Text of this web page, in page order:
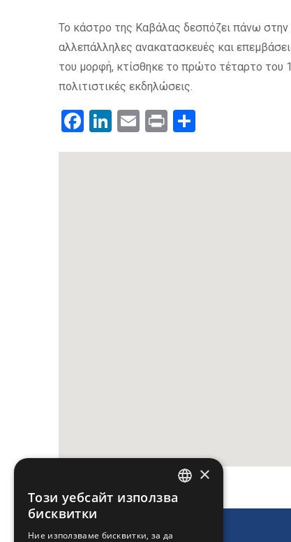
Το κάστρο της Καβάλας δεσπόζει πάνω στην
αλλεπάλληλες ανακατασκευές και
του μορφή, κτίσθηκε το πρώτο τέταρτο του
πολιτιστικές εκδηλώσεις.
Facebook
LinkedIn
Email
Print
ENGLISH
×
Този уебсайт използва
бисквитки
Ние използваме бисквитки, за да